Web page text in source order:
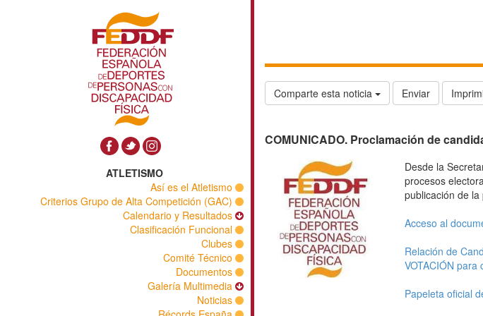
ATLETISMO
Así es el Atletismo
Criterios Grupo de Alta Competición (GAC)
Calendario y Resultados
Clasificación Funcional
Clubes
Comité Técnico
Documentos
Galería Multimedia
Noticias
Comparte esta noticia Enviar
COMUNICADO. Proclamación de
Desde la
procesos
publicación de
Acceso al
Relación de
VOTACIÓN
Papeleta oficial